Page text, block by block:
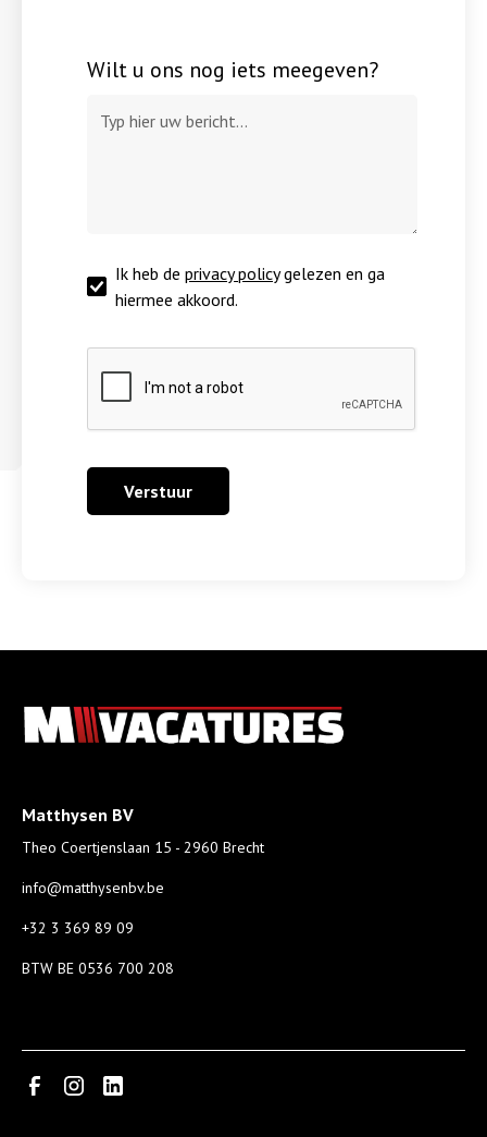
Wilt u ons nog iets meegeven?
Ik heb de privacy policygelezen en ga
hiermee akkoord.
Matthysen BV
Theo Coertjenslaan 15 - 2960 Brecht
info@matthysenbv.be
+32 3 369 89 09
BTW BE 0536 700 208